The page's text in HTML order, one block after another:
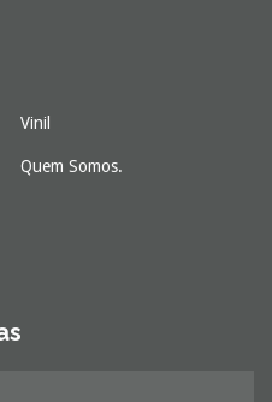
Vinil
Quem Somos.